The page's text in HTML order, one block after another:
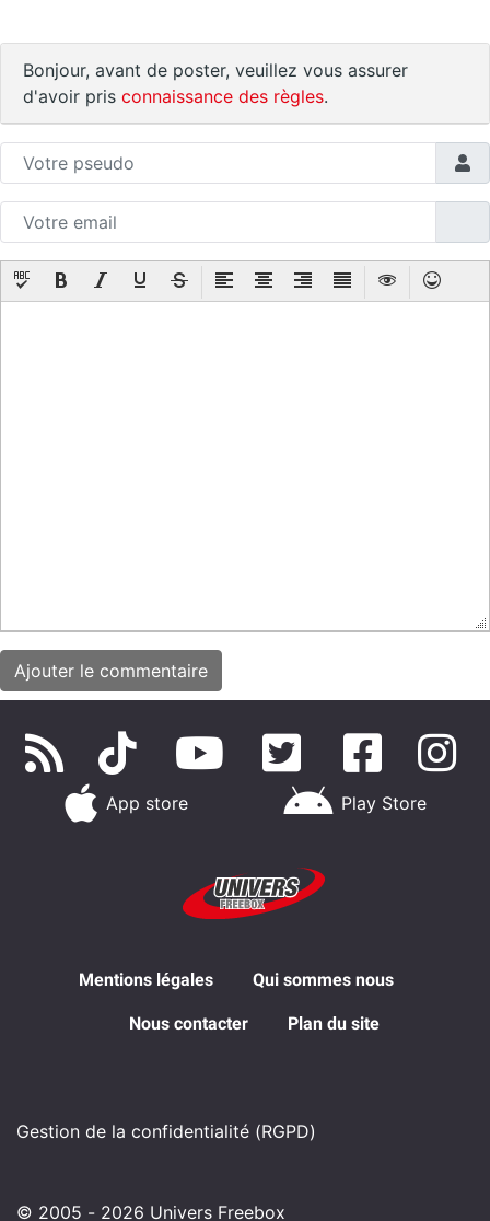
Bonjour, avant de poster, veuillez vous assurer
d'avoir pris connaissance des règles.
App store Play Store
Mentions légales Qui sommes nous
Nous contacter Plan du site
Gestion de la confidentialité (RGPD)
© 2005 - 2026 Univers Freebox